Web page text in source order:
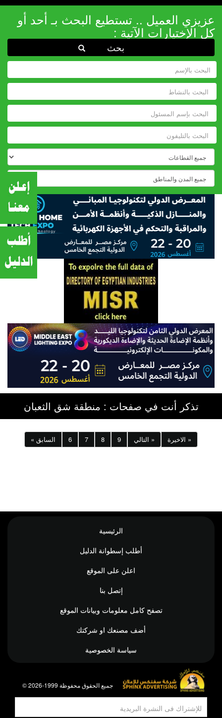
عزيزي العميل .. تستطيع البحث بـ أحد أو
كل الإختيارات الآتية :
تذكر أنت في صفحات : منطقة شق الثعبان
« السابق 6 7 8 9 التالي » الاخيرة »
الرئيسية
أطلب إسطوانة الدليل
اعلن على الموقع
إتصل بنا
تصفح كامل معلومات وبيانات الموقع
أضف مصنعك او شركتك
سياسة الخصوصية
© جميع الحقوق محفوظة 1999-2026